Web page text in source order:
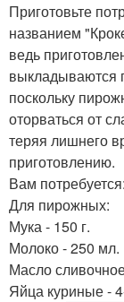
Приготовьте
названием
ведь
выкладываются
поскольку
оторваться от
теряя лишнего
приготовлению.
Вам потребуется:
Для пирожных:
Мука - 150 г.
Молоко - 250 мл.
Масло
Яйца куриные -